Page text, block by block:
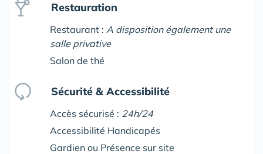
Restauration
Restaurant : A disposition également une
salle privative
Salon de thé
Sécurité & Accessibilité
Accès sécurisé : 24h/24
Accessibilité Handicapés
Gardien ou Présence sur site